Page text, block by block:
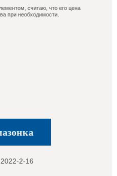
считаю, что его цена
при необходимости.
2-16